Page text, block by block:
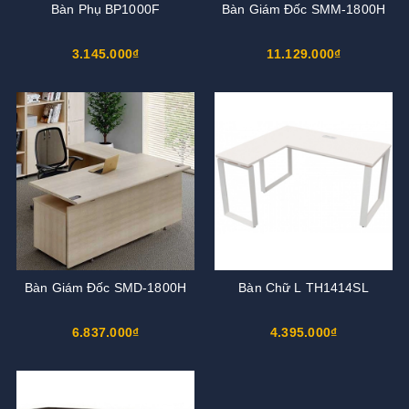
Bàn Phụ BP1000F
3.145.000₫
Bàn Giám Đốc SMM-1800H
11.129.000₫
Bàn Giám Đốc SMD-1800H
6.837.000₫
Bàn Chữ L TH1414SL
4.395.000₫